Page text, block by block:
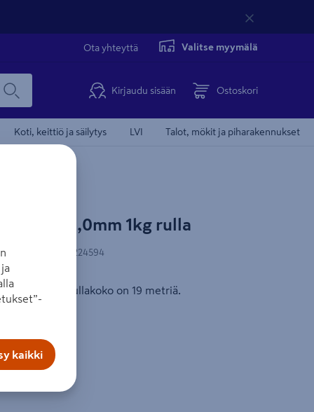
Ota yhteyttä Valitse myymälä
Kirjaudu sisään Ostoskori
Koti, keittiö ja säilytys LVI Talot, mökit ja piharakennukset
sinkitty 3,0mm 1kg rulla
koodi 6438313224594
3 mm. Rullakoko on 19 metriä.
kaikki